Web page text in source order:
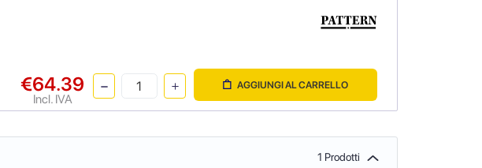
€64.39
Incl. IVA
AGGIUNGI AL CARRELLO
1 Prodotti